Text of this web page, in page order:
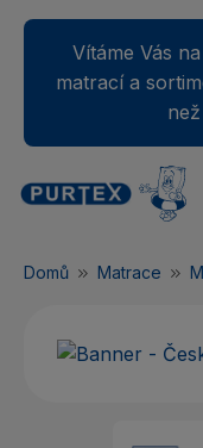
Vítáme Vás
matrací a
Váš
Domů Matrace